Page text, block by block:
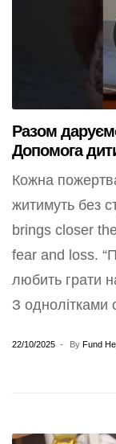
Разом
Допомога
Кожна
житимуть без
brings closer
fear and loss.
любить грати
З однолітками
22/10/2025 By Fund